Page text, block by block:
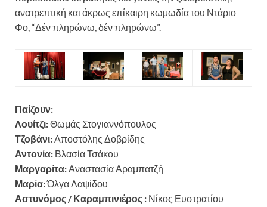
ανατρεπτική και άκρως επίκαιρη κωμωδία του Ντάριο
Φο, “Δέν πληρώνω, δέν πληρώνω”.
Παίζουν:
Λουίτζι:Θωμάς Στογιαννόπουλος
Τζοβάνι:Αποστόλης Δοβρίδης
Αντονία: Βλασία Τσάκου
Μαργαρίτα:Αναστασία Αραμπατζή
Μαρία:Όλγα Λαψίδου
Αστυνόμος / Καραμπινιέρος : Νίκος Ευστρατίου